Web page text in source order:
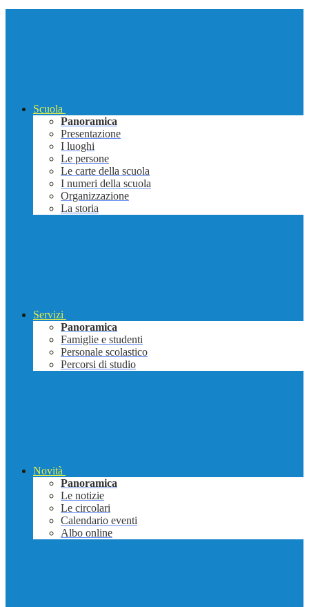
Scuola
Panoramica
Presentazione
I luoghi
Le persone
Le carte della scuola
I numeri della scuola
Organizzazione
La storia
Servizi
Panoramica
Famiglie e studenti
Personale scolastico
Percorsi di studio
Novità
Panoramica
Le notizie
Le circolari
Calendario eventi
Albo online